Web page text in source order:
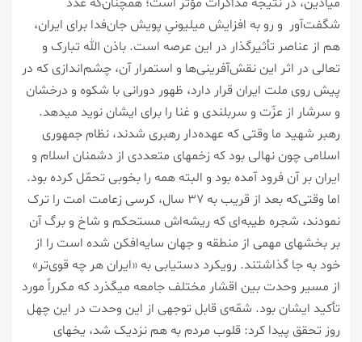
شگفت‌آور و رو به افزایش میلیونیِ پویش جان‌فدا برای ایران،
هم از عناصر تأثیرگذار در این عرصه است. باذن‌ الله تبارک و
تعالی در اثر این نقش‌آفرینی‌ها و استمرار آن، چشم‌اندازی که در
پیش روی ملت ایران قرار دارد، ظهور دورانی با شکوه و درخشان
و سرشار از عزّت و سربلندی و غنا را برای ایشان نوید میدهد.
رهبر شهید ما وقتی که عهده‌دار رهبری شدند، نظام جمهوری
اسلامی چون نهالی بود که زخمهای متعددی از دشمنان اسلام و
ایران بر آن فرود آمده بود و البته همه را بخوبی تحمّل کرده بود.
اما وقتی‌که بعد از قریب به ۳۷ سال، کرسی زعامت امت را ترک
نمودند، شجره طیبه‌ای که ریشه‌اش مستحکم و شاخ و برگ آن
بر بخشهای مهمی از منطقه و جهان سایه‌افکن شده است را از
خود به جا گذاشتند. رویکرد دستیابی به «ایران هر چه قوی‌تر»
از مسیر وحدت بین اقشار مختلف جامعه میگذرد که مکرراً مورد
تأکید ایشان بود. شمّه‌ی‌ قابل توجهی از این وحدت در این چهل
روز تحقق پیدا کرد: قلوب مردم به هم نزدیک شد، یخهای